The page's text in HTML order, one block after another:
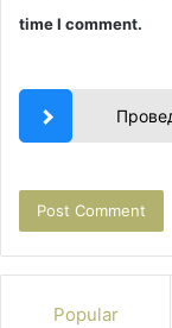
time I comment.
Popular